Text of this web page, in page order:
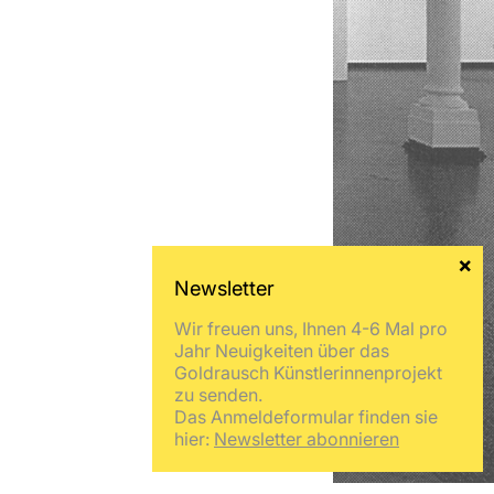
Wir freuen uns, Ihnen 4-6 Mal pro
Jahr Neuigkeiten über das
Goldrausch Künstlerinnenprojekt
zu senden.
Das Anmeldeformular finden sie
hier: Newsletter abonnieren